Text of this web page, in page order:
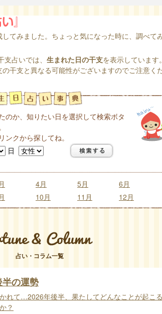
てみました。ちょっと気になった時に、調べて
占いでは、 生まれた日の干支を表示しています
干支と異なる可能性がございますのでご注意く
のか、知りたい日を選択して検索ボタ
クから探してね。
日
4月 5月
6月
10月 11月 12月
占い・コラム一覧
の運勢
れて…2026年後半、果たしてどんなことが起こ
？